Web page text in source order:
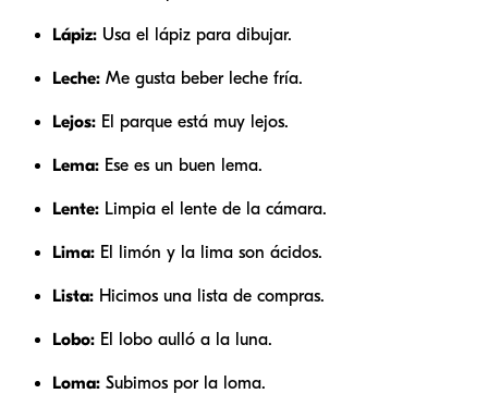
Lápiz: Usa el lápiz para dibujar.
Leche: Me gusta beber leche fría.
Lejos: El parque está muy lejos.
Lema: Ese es un buen lema.
Lente: Limpia el lente de la cámara.
Lima: El limón y la lima son ácidos.
Lista: Hicimos una lista de compras.
Lobo: El lobo aulló a la luna.
Loma: Subimos por la loma.